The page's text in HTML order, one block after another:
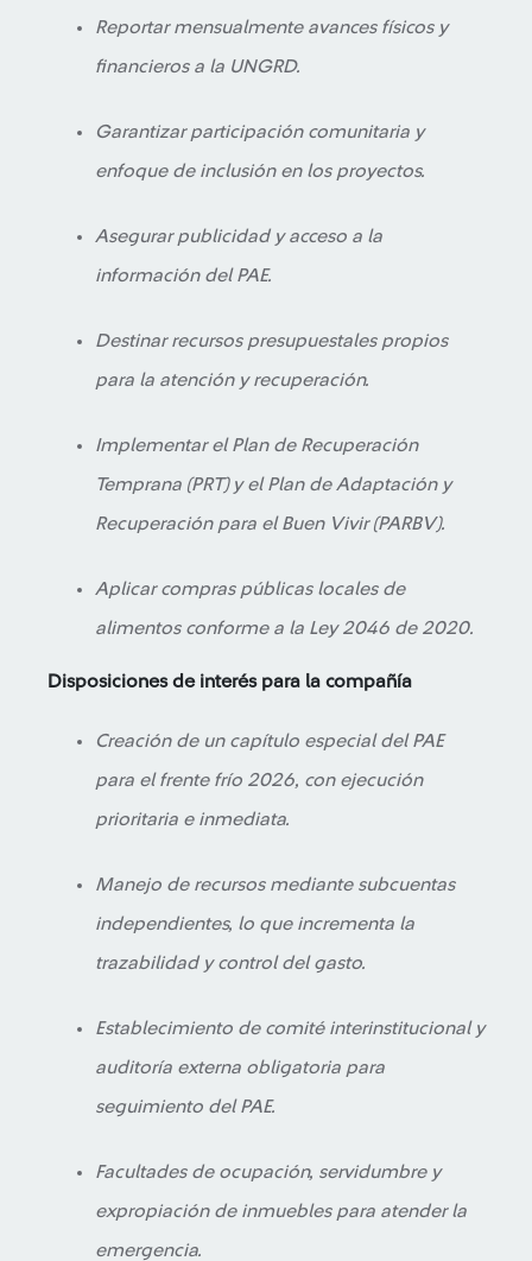
Reportar mensualmente avances físicos y
financieros a la UNGRD.
Garantizar participación comunitaria y
enfoque de inclusión en los proyectos.
Asegurar publicidad y acceso a la
información del PAE.
Destinar recursos presupuestales propios
para la atención y recuperación.
Implementar el Plan de Recuperación
Temprana (PRT) y el Plan de Adaptación y
Recuperación para el Buen Vivir (PARBV).
Aplicar compras públicas locales de
alimentos conforme a la Ley 2046 de 2020.
Disposiciones de interés para la compañía
Creación de un capítulo especial del PAE
para el frente frío 2026, con ejecución
prioritaria e inmediata.
Manejo de recursos mediante subcuentas
independientes, lo que incrementa la
trazabilidad y control del gasto.
Establecimiento de comité interinstitucional y
auditoría externa obligatoria para
seguimiento del PAE.
Facultades de ocupación, servidumbre y
expropiación de inmuebles para atender la
emergencia.